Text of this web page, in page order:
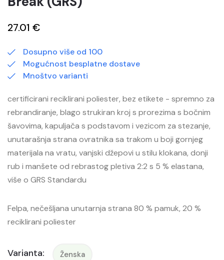
27.01 €
Dosupno više od 100
Mogućnost besplatne dostave
Mnoštvo varianti
certificirani reciklirani poliester, bez etikete - spremno za
rebrandiranje, blago strukiran kroj s prorezima s bočnim
šavovima, kapuljača s podstavom i vezicom za stezanje,
unutarašnja strana ovratnika sa trakom u boji gornjeg
materijala na vratu, vanjski džepovi u stilu klokana, donji
rub i manšete od rebrastog pletiva 2:2 s 5 % elastana,
više o GRS Standardu
Felpa, nečešljana unutarnja strana 80 % pamuk, 20 %
reciklirani poliester
Varianta: Ženska